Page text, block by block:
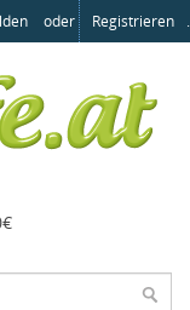
oder Registrieren .